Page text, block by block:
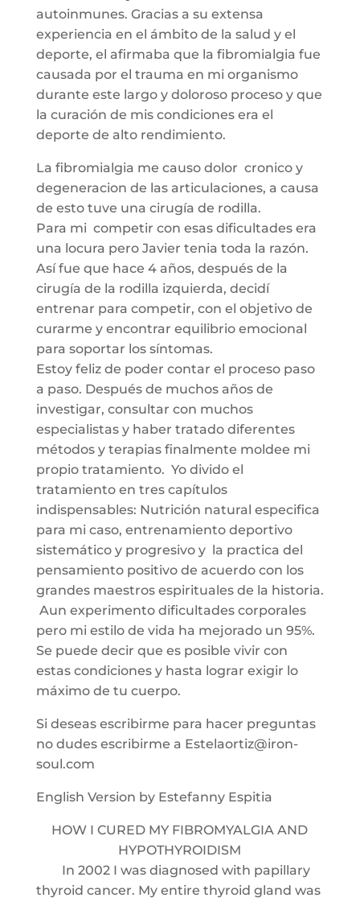
autoinmunes. Gracias a su extensa
experiencia en el ámbito de la salud y el
deporte, el afirmaba que la fibromialgia fue
causada por el trauma en mi organismo
durante este largo y doloroso proceso y que
la curación de mis condiciones era el
deporte de alto rendimiento.
La fibromialgia me causo dolor cronico y
degeneracion de las articulaciones, a causa
de esto tuve una cirugía de rodilla.
Para mi competir con esas dificultades era
una locura pero Javier tenia toda la razón.
Así fue que hace 4 años, después de la
cirugía de la rodilla izquierda, decidí
entrenar para competir, con el objetivo de
curarme y encontrar equilibrio emocional
para soportar los síntomas.
Estoy feliz de poder contar el proceso paso
a paso. Después de muchos años de
investigar, consultar con muchos
especialistas y haber tratado diferentes
métodos y terapias finalmente moldee mi
propio tratamiento. Yo divido el
tratamiento en tres capítulos
indispensables: Nutrición natural especifica
para mi caso, entrenamiento deportivo
sistemático y progresivo y la practica del
pensamiento positivo de acuerdo con los
grandes maestros espirituales de la historia.
Aun experimento dificultades corporales
pero mi estilo de vida ha mejorado un 95%.
Se puede decir que es posible vivir con
estas condiciones y hasta lograr exigir lo
máximo de tu cuerpo.
Si deseas escribirme para hacer preguntas
no dudes escribirme a Estelaortiz@iron-
soul.com
English Version by Estefanny Espitia
HOW I CURED MY FIBROMYALGIA AND
HYPOTHYROIDISM
In 2002 I was diagnosed with papillary
thyroid cancer. My entire thyroid gland was